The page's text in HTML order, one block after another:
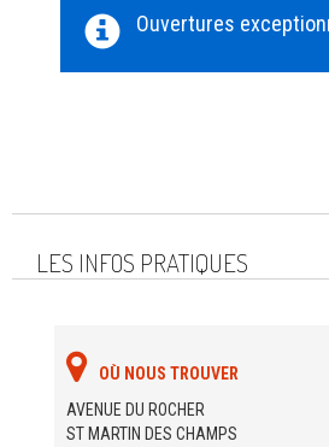
Ouvertures
LES INFOS PRATIQUES
OÙ NOUS TROUVER
AVENUE DU ROCHER
ST MARTIN DES CHAMPS